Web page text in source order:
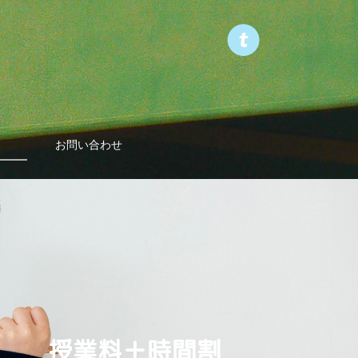
お問い合わせ